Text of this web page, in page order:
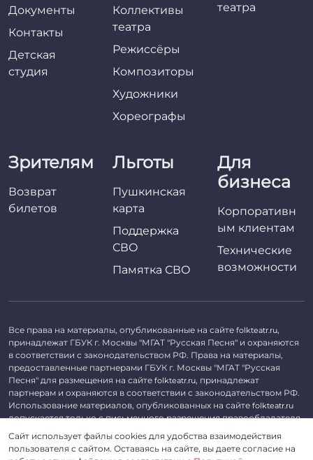
Документы
Контакты
Детская
студия
Коллективы
театра
Режиссёры
Композиторы
Художники
Хореографы
театра
Зрителям
Возврат
билетов
Льготы
Пушкинская
карта
Поддержка
СВО
Памятка СВО
Для
бизнеса
Корпоративн
ым клиентам
Технические
возможности
Все права на материалы, опубликованные на сайте folkteatr.ru,
принадлежат ГБУК г. Москвы "МГАТ "Русская Песня" и охраняются
в соответствии с законодательством РФ. Права на материалы,
предоставленные партнерами ГБУК г. Москвы "МГАТ "Русская
Песня" для размещения на сайте folkteatr.ru, принадлежат
партнерам и охраняются в соответствии с законодательством РФ.
Использование материалов, опубликованных на сайте folkteatr.ru
допускается только с письменного разрешения правообладателя.
©2026 ГБУК г. Москвы «МГАТ «Русская песня». ОГРН 1027739279182,
ИНН 7714039052.
Сайт использует файлы cookies для удобства взаимодействия
пользователя с сайтом. Оставаясь на сайте, вы даете согласие на